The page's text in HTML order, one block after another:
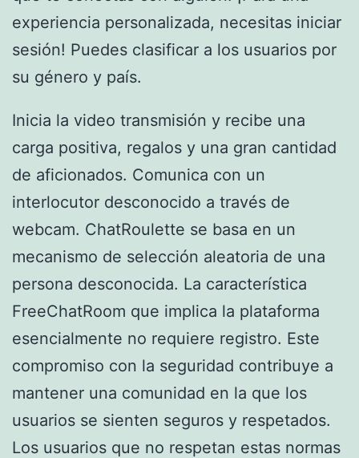
experiencia personalizada, necesitas iniciar
sesión! Puedes clasificar a los usuarios por
su género y país.
Inicia la video transmisión y recibe una
carga positiva, regalos y una gran cantidad
de aficionados. Comunica con un
interlocutor desconocido a través de
webcam. ChatRoulette se basa en un
mecanismo de selección aleatoria de una
persona desconocida. La característica
FreeChatRoom que implica la plataforma
esencialmente no requiere registro. Este
compromiso con la seguridad contribuye a
mantener una comunidad en la que los
usuarios se sienten seguros y respetados.
Los usuarios que no respetan estas normas